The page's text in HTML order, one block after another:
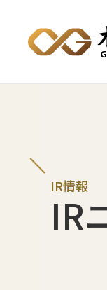
IR情報
IR